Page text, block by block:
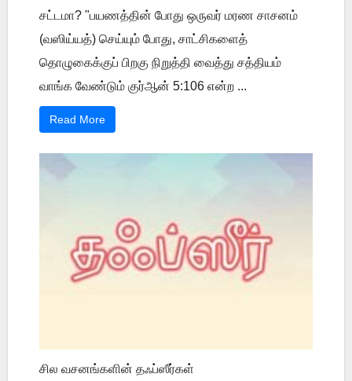
சட்டமா? "பயணத்தின் போது ஒருவர் மரண சாசனம்
(வஸிய்யத்) செய்யும் போது, சாட்சிகளைத்
தொழுகைக்குப் பிறகு நிறுத்தி வைத்து சத்தியம்
வாங்க வேண்டும் குர்ஆன் 5:106 என்ற ...
Read More
சில வசனங்களின் தஃப்ஸீர்கள்